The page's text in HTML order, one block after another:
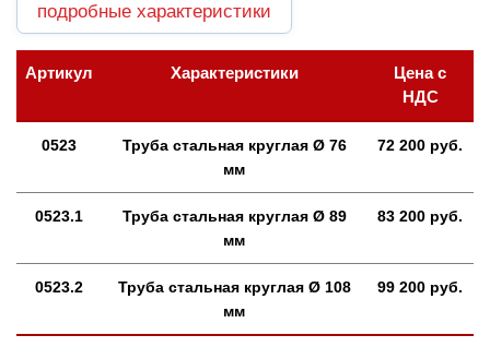
подробные характеристики
Артикул Характеристики
Цена с
НДС
0523
Труба стальная круглая Ø 76
мм
72 200 руб.
0523.1
Труба стальная круглая Ø 89
мм
83 200 руб.
0523.2
Труба стальная круглая Ø 108
мм
99 200 руб.